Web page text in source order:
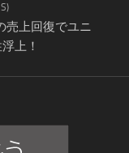
売上回復でユニ
上！